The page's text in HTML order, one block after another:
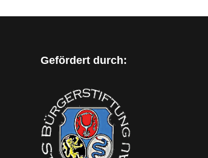
Gefördert durch: